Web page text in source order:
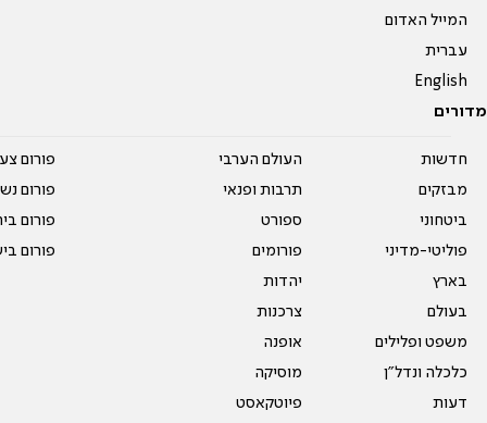
המייל האדום
עברית
English
מדורים
חדשות
מבזקים
ביטחוני
פוליטי-מדיני
בארץ
בעולם
משפט ופלילים
כלכלה ונדל"ן
דעות
העולם הערבי
תרבות ופנאי
ספורט
פורומים
יהדות
צרכנות
אופנה
מוסיקה
פיוטקאסט
פורום
פורום
פורום
פורום